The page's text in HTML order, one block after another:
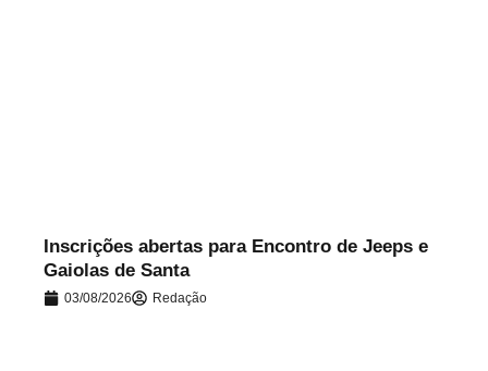
Inscrições abertas para Encontro de Jeeps e
Gaiolas de Santa
03/08/2026 Redação